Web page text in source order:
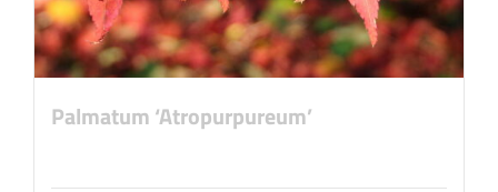
Palmatum ‘Atropurpureum’